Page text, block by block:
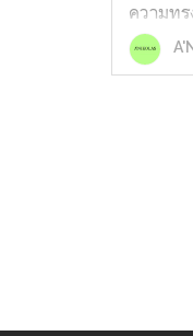
ความท
ต่างออก
เอกลัก